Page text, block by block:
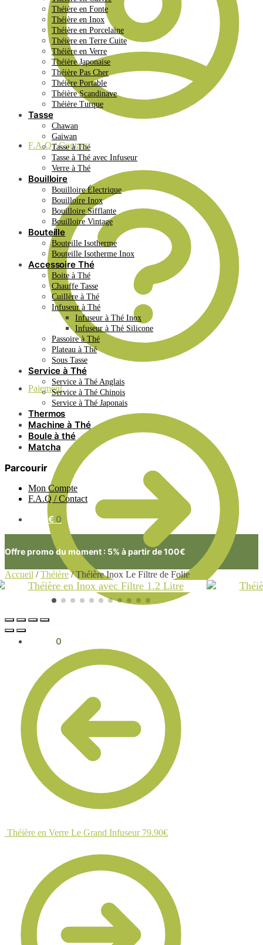
F.A.Q / Contact
Paiement
0
Théière en Fonte
Théière en Inox
Théière en Porcelaine
Théière en Terre Cuite
Théière en Verre
Théière Japonaise
Théière Pas Cher
Théière Portable
Théière Scandinave
Théière Turque
Tasse
Chawan
Gaiwan
Tasse à Thé
Tasse à Thé avec Infuseur
Verre à Thé
Bouilloire
Bouilloire Électrique
Bouilloire Inox
Bouilloire Sifflante
Bouilloire Vintage
Bouteille
Bouteille Isotherme
Bouteille Isotherme Inox
Accessoire Thé
Boite à Thé
Chauffe Tasse
Cuillère à Thé
Infuseur à Thé
Infuseur à Thé Inox
Infuseur à Thé Silicone
Passoire à Thé
Plateau à Thé
Sous Tasse
Service à Thé
Service à Thé Anglais
Service à Thé Chinois
Service à Thé Japonais
Thermos
Machine à Thé
Boule à thé
Matcha
Parcourir
Mon Compte
F.A.Q / Contact
0.00€ 0
Offre promo du moment : 5% à partir de 100€
Accueil /Théière/Théière Inox Le Filtre de Folie
Théière en Verre Le Grand Infuseur 79.90€